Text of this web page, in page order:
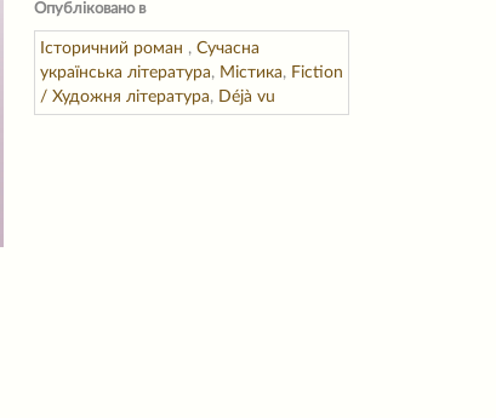
Опубліковано в
Історичний роман , Сучасна
українська література, Містика, Fiction
/ Художня література, Déjà vu